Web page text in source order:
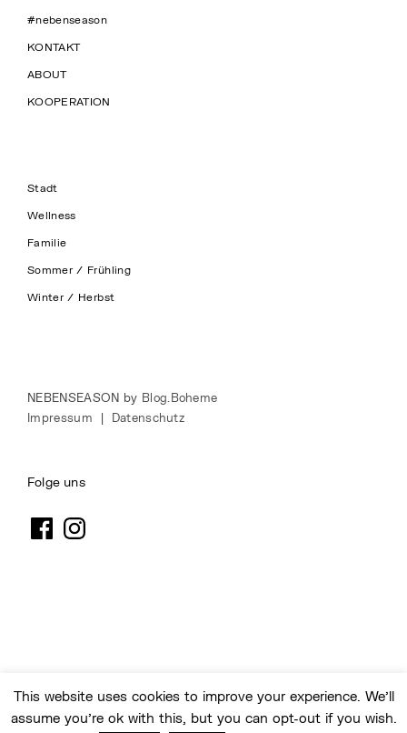
#nebenseason
KONTAKT
ABOUT
KOOPERATION
Stadt
Wellness
Familie
Sommer / Frühling
Winter / Herbst
NEBENSEASON by Blog.Boheme
Impressum | Datenschutz
Folge uns
FacebookInstagram
This website uses cookies to improve your experience. We'll
assume you're ok with this, but you can opt-out if you wish.